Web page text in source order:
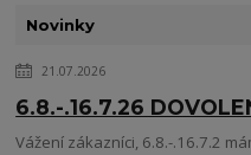
Novinky
21.07.2026
6.8.-.16.7.26
Vážení zákazníci, 6.8.-.16.7.2